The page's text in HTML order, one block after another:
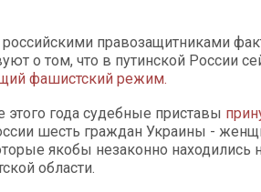
правозащитниками
о том, что в путинской России
фашистский режим.
года судебные приставы
шесть граждан Украины -
якобы незаконно находились
области.